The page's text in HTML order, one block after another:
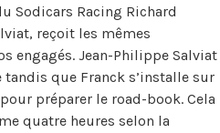
Sodicars Racing Richard
reçoit les mêmes
engagés. Jean-Philippe Salviat
que Franck s’installe sur
préparer le road-book. Cela
quatre heures selon la